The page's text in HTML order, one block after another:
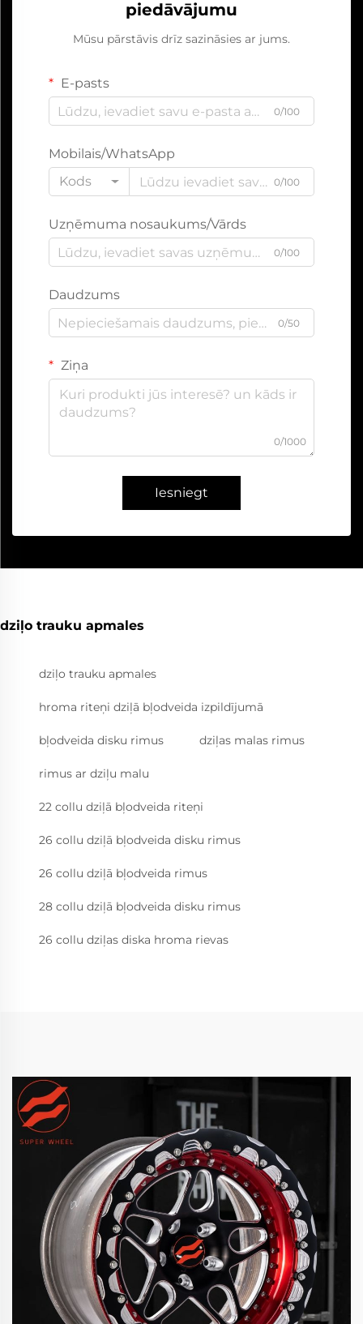
piedāvājumu
Mūsu pārstāvis drīz sazināsies ar jums.
E-pasts
0/100
Mobilais/WhatsApp
Kods
0/100
Uzņēmuma nosaukums/Vārds
0/100
Daudzums
0/50
Ziņa
0/1000
Iesniegt
dziļo trauku apmales
dziļo trauku apmales
hroma riteņi dziļā bļodveida izpildījumā
bļodveida disku rimus dziļas malas rimus
rimus ar dziļu malu
22 collu dziļā bļodveida riteņi
26 collu dziļā bļodveida disku rimus
26 collu dziļā bļodveida rimus
28 collu dziļā bļodveida disku rimus
26 collu dziļas diska hroma rievas